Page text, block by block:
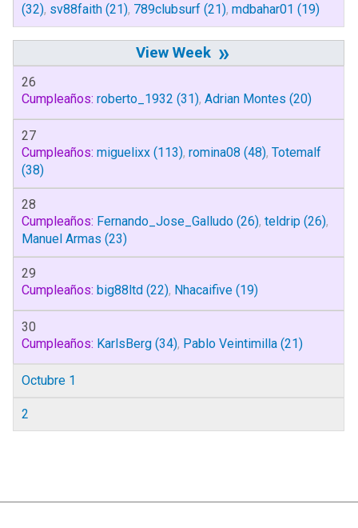
(32), sv88faith (21), 789clubsurf (21), mdbahar01 (19)
»
26
Cumpleaños: roberto_1932 (31), Adrian Montes (20)
27
Cumpleaños: miguelixx (113), romina08 (48), Totemalf
(38)
28
Cumpleaños: Fernando_Jose_Galludo (26), teldrip (26),
Manuel Armas (23)
29
Cumpleaños: big88ltd (22), Nhacaifive (19)
30
Cumpleaños: KarlsBerg (34), Pablo Veintimilla (21)
Octubre 1
2